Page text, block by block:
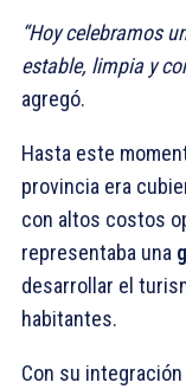
“Hoy celebramos
estable, limpia y
agregó.
Hasta este
provincia era
con altos costos
representaba una
desarrollar el
habitantes.
Con su